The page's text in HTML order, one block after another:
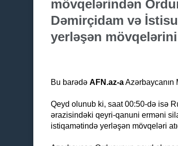
mövqelərindən
Dəmirçidam və
yerləşən
Bu barədə AFN.az-a
Qeyd olunub ki, saat 00:50-də isə
ərazisindəki qeyri-qanuni erməni
istiqamətində yerləşən mövqeləri